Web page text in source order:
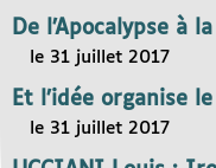
De l’Apocalypse à
le 31 juillet 2017
Et l’idée organise
le 31 juillet 2017